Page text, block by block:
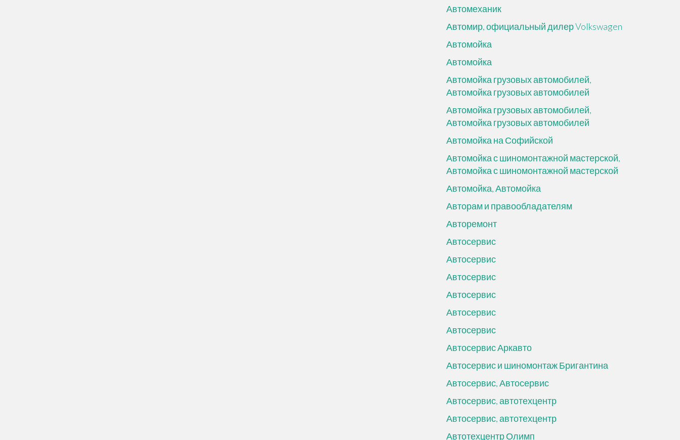
Автомеханик
Автомир, официальный дилер Volkswagen
Автомойка
Автомойка
Автомойка грузовых автомобилей,
Автомойка грузовых автомобилей
Автомойка грузовых автомобилей,
Автомойка грузовых автомобилей
Автомойка на Софийской
Автомойка с шиномонтажной мастерской,
Автомойка с шиномонтажной мастерской
Автомойка, Автомойка
Авторам и правообладателям
Авторемонт
Автосервис
Автосервис
Автосервис
Автосервис
Автосервис
Автосервис
Автосервис Аркавто
Автосервис и шиномонтаж Бригантина
Автосервис, Автосервис
Автосервис, автотехцентр
Автосервис, автотехцентр
Автотехцентр Олимп